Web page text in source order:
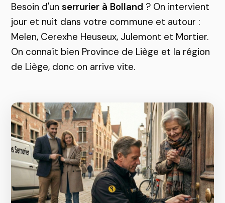
Besoin d'unserrurier à Bolland ? On intervient
jour et nuit dans votre commune et autour :
Melen, Cerexhe Heuseux, Julemont et Mortier.
On connaît bien Province de Liège et la région
de Liège, donc on arrive vite.